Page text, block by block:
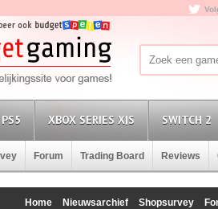
PS5 XBOX SERIES X|S SWITCH 2
Forum Trading Board Reviews
Home Nieuwsarchief Shopsurvey